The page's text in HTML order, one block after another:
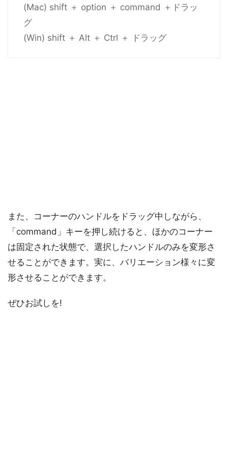
(Mac) shift ＋ option ＋ command ＋ドラッ
グ
(Win) shift ＋ Alt ＋ Ctrl ＋ ドラッグ
また、コーナーのハンドルをドラッグ中しながら、
「command」キーを押し続けると、ほかのコーナー
は固定された状態で、選択したハンドルのみを変形さ
せることができます。実に、バリエーション様々に変
形させることができます。
ぜひお試しを!